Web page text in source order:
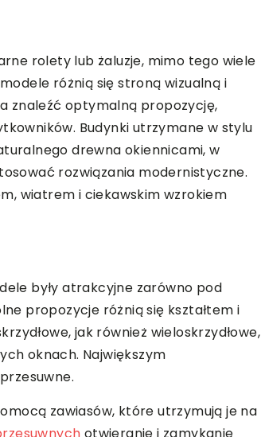
rolety lub żaluzje, mimo tego wiele
różnią się stroną wizualną i
znaleźć optymalną propozycję,
Budynki utrzymane w stylu
drewna okiennicami, w
rozwiązania modernistyczne.
wiatrem i ciekawskim wzrokiem
były atrakcyjne zarówno pod
propozycje różnią się kształtem i
jak również wieloskrzydłowe,
oknach. Największym
zawiasów, które utrzymują je na
otwieranie i zamykanie